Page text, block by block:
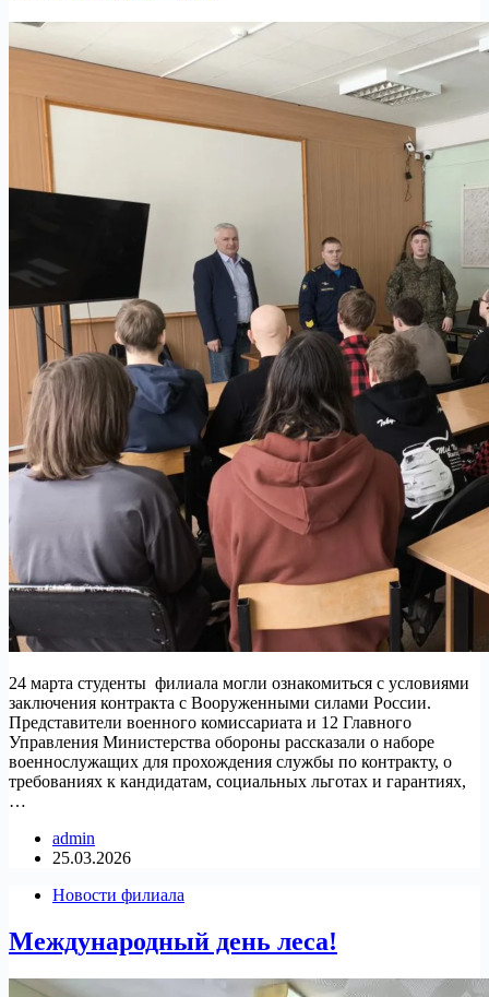
24 марта студенты филиала могли ознакомиться с условиями
заключения контракта с Вооруженными силами России.
Представители военного комиссариата и 12 Главного
Управления Министерства обороны рассказали о наборе
военнослужащих для прохождения службы по контракту, о
требованиях к кандидатам, социальных льготах и гарантиях,
…
admin
25.03.2026
Новости филиала
Международный день леса!